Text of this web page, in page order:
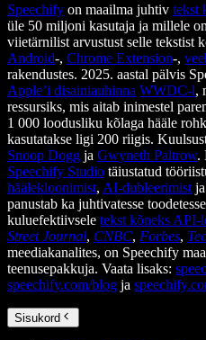
Speechify on maailma juhtiv tekst
üle 50 miljoni kasutaja ja millele
viietärnilist arvustust selle tekstist
Android-, Chrome Extension-,
rakendustes. 2025. aastal pälvis
Apple’i disainiauhinna WWDC-l,
ressursiks, mis aitab inimestel
1 000 loodusliku kõlaga hääle
kasutatakse ligi 200 riigis.
Snoop Dogg ja Gwyneth Paltrow.
Speechify Studio täiustatud
häälekloonimist, AI-dubleerimist ja
panustab ka juhtivatesse
kuluefektiivsele tekst kõneks API-
Street Journal, CNBC, Forbes,
meediakanalites, on Speechify
teenusepakkuja. Vaata lisaks:
speechify.com/blog ja
Sisukord